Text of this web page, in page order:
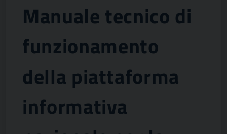
Manuale tecnico di
funzionamento
della piattaforma
informativa